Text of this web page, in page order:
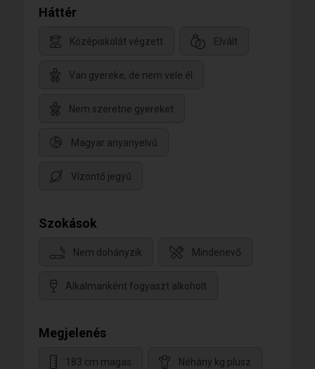
Háttér
Középiskolát végzett Elvált
Van gyereke, de nem vele él
Nem szeretne gyereket
Magyar anyanyelvű
Vízöntő jegyű
Szokások
Nem dohányzik Mindenevő
Alkalmanként fogyaszt alkoholt
Megjelenés
183 cm magas Néhány kg plusz